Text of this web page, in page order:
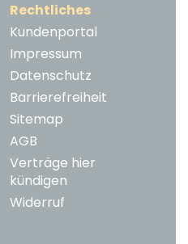
Rechtliches
Kundenportal
Impressum
Datenschutz
Barrierefreiheit
Sitemap
AGB
Verträge hier
kündigen
Widerruf